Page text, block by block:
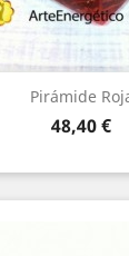
Pirámide
Price
48,40 €